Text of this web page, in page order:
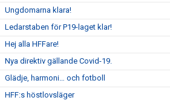
Ungdomarna klara!
Ledarstaben för P19-laget klar!
Hej alla HFFare!
Nya direktiv gällande Covid-19.
Glädje, harmoni… och fotboll
HFF:s höstlovsläger